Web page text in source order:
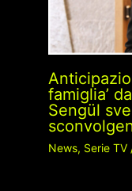
famiglia’
Sengül
News, Serie TV